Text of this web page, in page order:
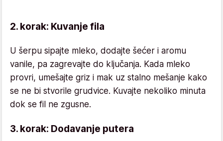
2. korak: Kuvanje fila
U šerpu sipajte mleko, dodajte šećer i aromu
vanile, pa zagrevajte do ključanja. Kada mleko
provri, umešajte griz i mak uz stalno mešanje kako
se ne bi stvorile grudvice. Kuvajte nekoliko minuta
dok se fil ne zgusne.
3. korak: Dodavanje putera